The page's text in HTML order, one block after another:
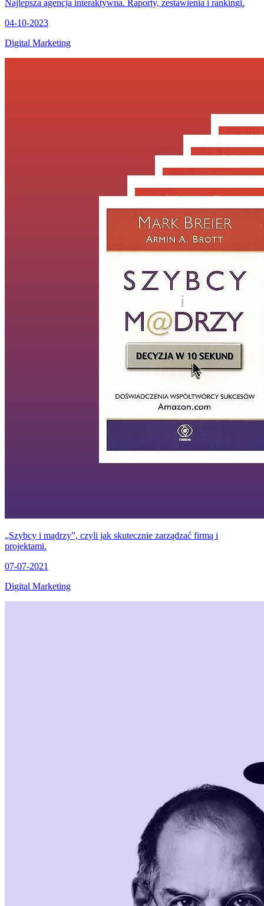
Najlepsza agencja interaktywna. Raporty, zestawienia i rankingi.
04-10-2023
Digital Marketing
„Szybcy i mądrzy”, czyli jak skutecznie zarządzać firmą i
projektami.
07-07-2021
Digital Marketing